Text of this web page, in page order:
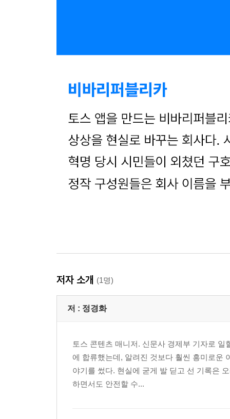
저자 소개 (1명)
저 : 정경화
토스 콘텐츠 매니저. 신문사 경제부 기자로
에 합류했는데, 알려진 것보다 훨씬 흥미로운
야기를 썼다. 현실에 굳게 발 딛고 선 기록은
하면서도 안전할 수...